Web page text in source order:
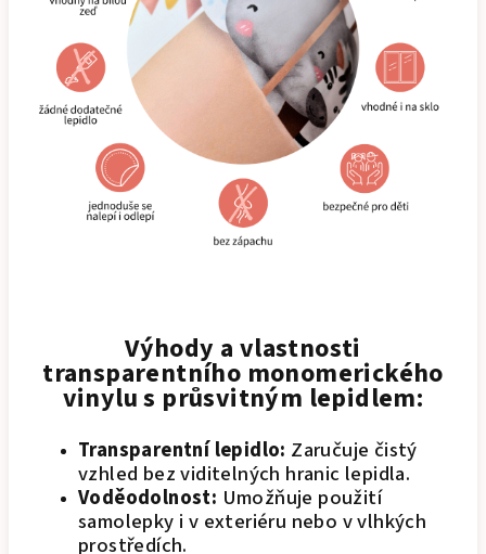
Výhody a vlastnosti
transparentního monomerického
vinylu s průsvitným lepidlem:
Transparentní lepidlo: Zaručuje čistý
vzhled bez viditelných hranic lepidla.
Voděodolnost: Umožňuje použití
samolepky i v exteriéru nebo v vlhkých
prostředích.